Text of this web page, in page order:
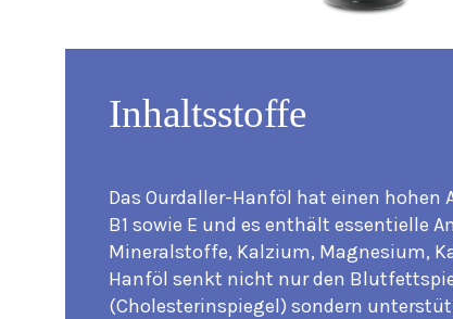
Inhaltsstoffe
Das Ourdaller-Hanföl hat einen hohen
B1 sowie E und es enthält essentielle
Mineralstoffe, Kalzium, Magnesium,
Hanföl senkt nicht nur den
(Cholesterinspiegel) sondern